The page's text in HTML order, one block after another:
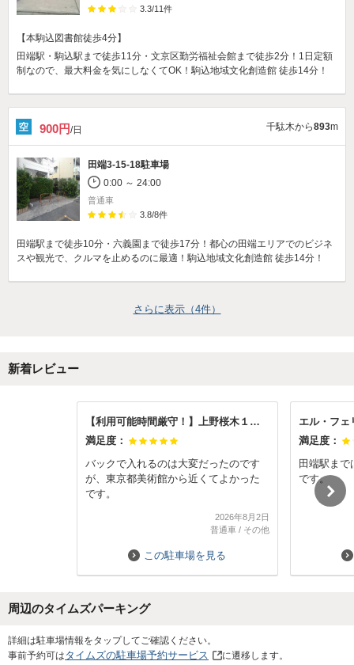
3.3/11件
【本駒込図書館徒歩4分】
田端駅・駒込駅まで徒歩11分・文京区勤労福祉会館まで徒歩2分！1日定額
制なので、最大料金を気にしなくてOK！駒込地域文化創造館 徒歩14分！
900円/日 千駄木から893m
田端3-15-18駐車場
0:00 ～ 24:00
普通車
3.8/8件
田端駅まで徒歩10分・六義園まで徒歩17分！都心の田端エリアでのビジネ
スや観光で、クルマを止めるのに最適！駒込地域文化創造館 徒歩14分！
さらに表示（4件）
新着レビュー
【利用可能時間厳守！】上野桜木１丁目駐車場
満足度：
バックで入れるのは大変だったのです
が、東京都美術館から近くてよかった
です。
2026年8月2日
普通車/ その他
この駐車場を見る
エル・フェ
満足度：
田端駅まで
です。
周辺のタイムズパーキング
詳細は駐車場情報をタップしてご確認ください。
事前予約可はタイムズの駐車場予約サービス に遷移します。